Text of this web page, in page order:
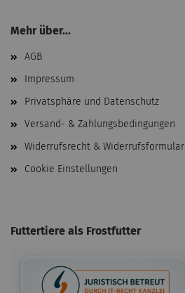
Mehr über...
AGB
Impressum
Privatsphäre und Datenschutz
Versand- & Zahlungsbedingungen
Widerrufsrecht & Widerrufsformular
Cookie Einstellungen
Futtertiere als Frostfutter